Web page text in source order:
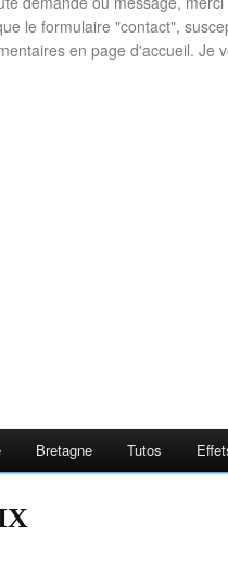
le formulaire "contact",
en page d'accueil. Je
Bretagne Tutos